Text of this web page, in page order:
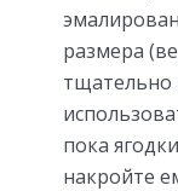
размера
тщательно
пока
накройте